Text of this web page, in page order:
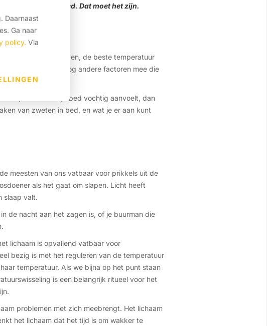
Daarnaast
Ga naar
policy. Via
maar precies goed. Dat moet het zijn.
wakker te worden, de beste temperatuur
Er spelen nog andere factoren mee die
zo veel dat je bed vochtig aanvoelt, dan
van zweten in bed, en wat je er aan kunt
meesten van ons vatbaar voor prikkels uit de
als het gaat om slapen. Licht heeft
slaap valt.
de nacht aan het zagen is, of je buurman die
lichaam is opvallend vatbaar voor
bezig is met het reguleren van de temperatuur
temperatuur. Als we bijna op het punt staan
is een belangrijk ritueel voor het
problemen met zich meebrengt. Het lichaam
het lichaam dat het tijd is om wakker te